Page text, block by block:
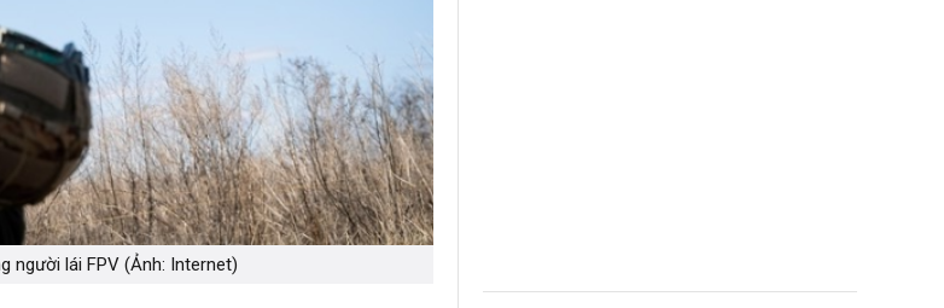
người lái FPV (Ảnh: Internet)